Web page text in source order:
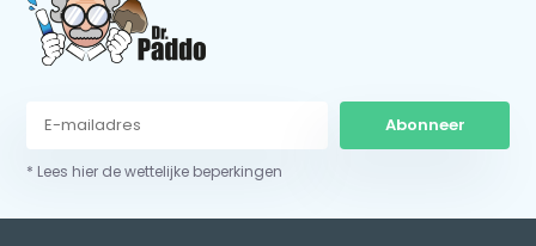
Abonneer
* Lees hier de wettelijke beperkingen